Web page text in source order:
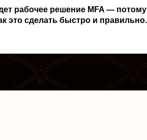
рабочее решение MFA —
это сделать быстро и правильно.